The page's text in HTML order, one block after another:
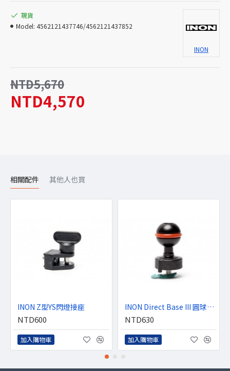
NTD4,570
NTD5,670
現貨
Model: 4562121437746/4562121437852
INON
相關配件 其他人也買
INON Z型YS閃燈接座
NTD600
加入購物車
INON Direct Base III 圓球底座
NTD630
加入購物車